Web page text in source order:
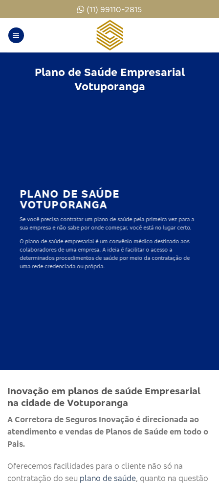
to
content
(11) 99110-2815
Plano de Saúde Empresarial
Votuporanga
PLANO DE SAÚDE
VOTUPORANGA
Se você precisa contratar um plano de saúde pela primeira vez para a
sua empresa e não sabe por onde começar, você está no lugar certo.
Oplano de saúde empresarialé um convênio médico destinado aos
colaboradores de uma empresa. A ideia é facilitar o acesso a
determinados procedimentos de saúde por meio da contratação de
uma rede credenciada ou própria.
Inovação em planos de saúde Empresarial
na cidade de Votuporanga
A Corretora de Seguros Inovação é direcionada ao
atendimento e vendas de Planos de Saúde em todo o
Pais.
Oferecemos facilidades para o cliente não só na
contratação do seu plano de saúde, quanto na questão